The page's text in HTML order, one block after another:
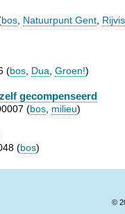
bos Natuurpunt Gent
(bos Dua Groen!)
gecompenseerd
(bos, milieu)
(bos)
©